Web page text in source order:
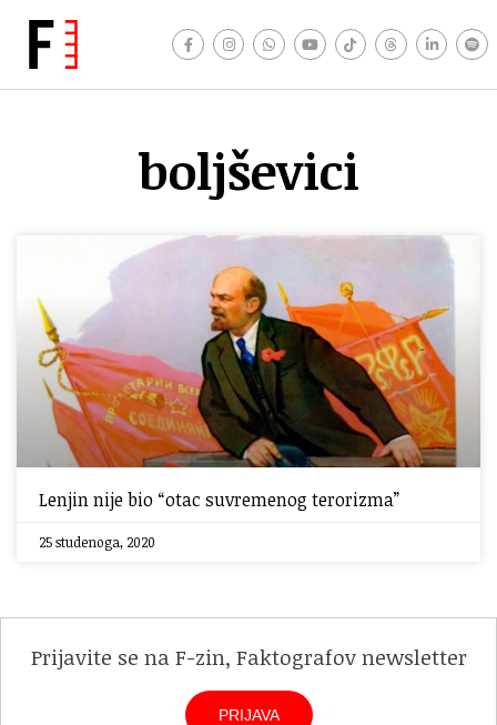
boljševici
Lenjin nije bio “otac suvremenog terorizma”
25 studenoga, 2020
Prijavite se na F-zin, Faktografov newsletter
PRIJAVA